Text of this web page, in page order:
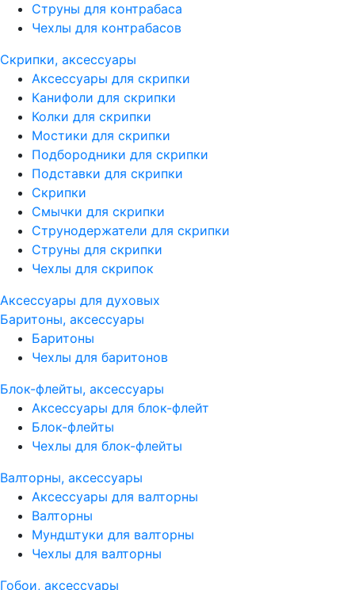
Струны для контрабаса
Чехлы для контрабасов
Скрипки, аксессуары
Аксессуары для скрипки
Канифоли для скрипки
Колки для скрипки
Мостики для скрипки
Подбородники для скрипки
Подставки для скрипки
Скрипки
Смычки для скрипки
Струнодержатели для скрипки
Струны для скрипки
Чехлы для скрипок
Аксессуары для духовых
Баритоны, аксессуары
Баритоны
Чехлы для баритонов
Блок-флейты, аксессуары
Аксессуары для блок-флейт
Блок-флейты
Чехлы для блок-флейты
Валторны, аксессуары
Аксессуары для валторны
Валторны
Мундштуки для валторны
Чехлы для валторны
Гобои, аксессуары